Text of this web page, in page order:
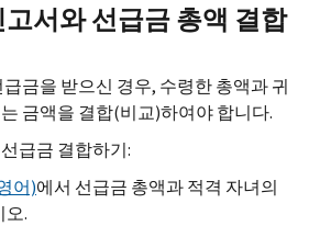
서와 선급금 총액 결합
금을 받으신 경우, 수령한 총액과 귀
금액을 결합(비교)하여야 합니다.
급금 결합하기:
어)에서 선급금 총액과 적격 자녀의
오.